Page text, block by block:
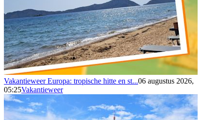
Vakantieweer Europa: tropische hitte en st...06 augustus 2026,
05:25Vakantieweer